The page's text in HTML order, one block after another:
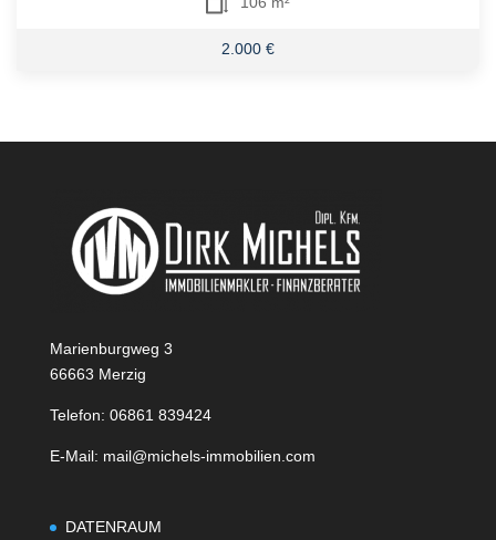
2.000 €
Marienburgweg 3
66663 Merzig
Telefon: 06861 839424
E-Mail: mail@michels-immobilien.com
DATENRAUM